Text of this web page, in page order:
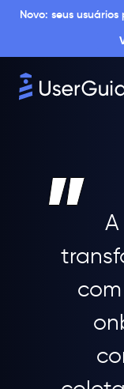
Novo: seus